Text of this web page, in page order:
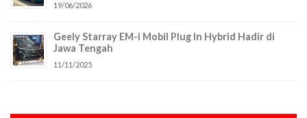
19/06/2026
Geely Starray EM-i Mobil Plug In Hybrid Hadir di
Jawa Tengah
11/11/2025